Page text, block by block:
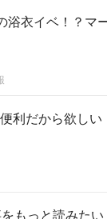
浴衣イベ！？
利だから欲しい
もっと読みた